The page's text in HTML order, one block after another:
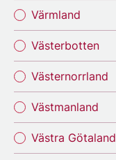
Värmland
Västerbotten
Västernorrland
Västmanland
Västra Götaland